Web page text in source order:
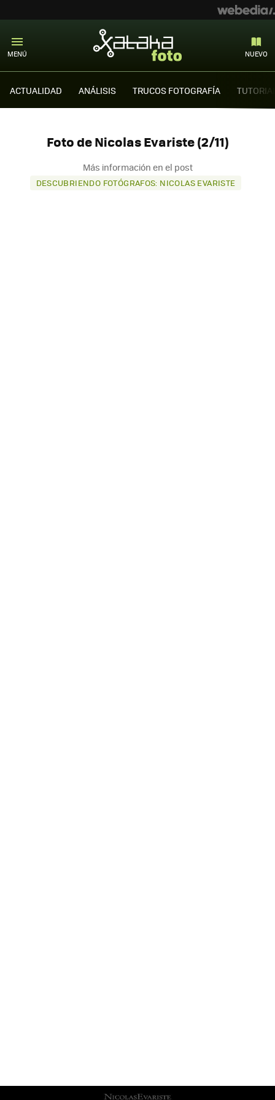
MENÚ NUEVO
ACTUALIDAD ANÁLISIS TRUCOS FOTOGRAFÍA
Foto de Nicolas Evariste (2/11)
Más información en el post
DESCUBRIENDO FOTÓGRAFOS: NICOLAS EVARISTE